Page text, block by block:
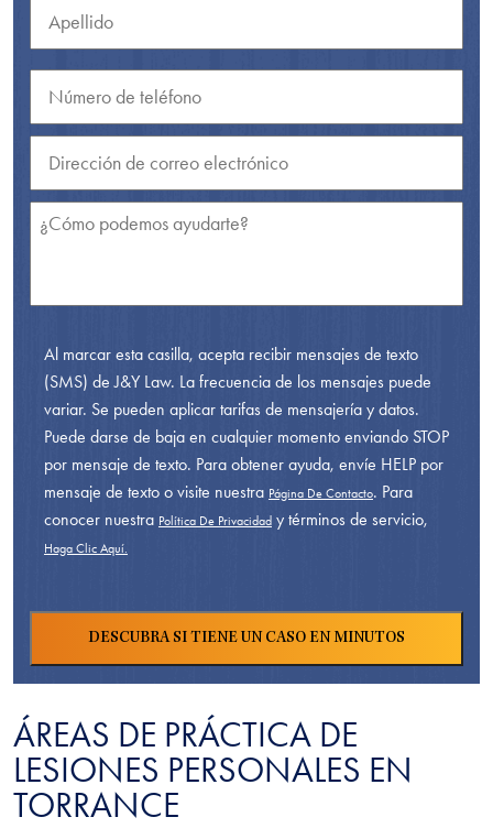
Al marcar esta casilla, acepta recibir mensajes de texto
(SMS) de J&Y Law. La frecuencia de los mensajes puede
variar. Se pueden aplicar tarifas de mensajería y datos.
Puede darse de baja en cualquier momento enviando STOP
por mensaje de texto. Para obtener ayuda, envíe HELP por
mensaje de texto o visite nuestra Página De Contacto. Para
conocer nuestra Política De Privacidad y términos de servicio,
Haga Clic Aquí.
ÁREAS DE PRÁCTICA DE
LESIONES PERSONALES EN
TORRANCE